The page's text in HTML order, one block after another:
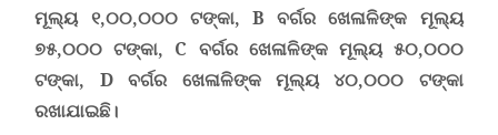
ମୂଲ୍ୟ ୧,୦୦,୦୦୦ ଟଙ୍କା, B
ବର୍ଗର ଖେଳାଳିଙ୍କ ମୂଲ୍ୟ
୭୫,୦୦୦ ଟଙ୍କା, C ବର୍ଗର ଖେଳାଳିଙ୍କ ମୂଲ୍ୟ ୫୦,୦୦୦
ଟଙ୍କା, D ବର୍ଗର ଖେଳାଳିଙ୍କ ମୂଲ୍ୟ ୪୦,୦୦୦ ଟଙ୍କା
ରଖାଯାଇଛି।